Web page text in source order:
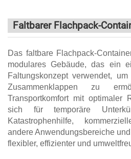
Faltbarer Flachpack-
Das faltbare Flachpack-
modulares Gebäude, das ein
Faltungskonzept verwendet,
Zusammenklappen zu
Transportkomfort mit optimaler
sich für temporäre
Katastrophenhilfe,
andere Anwendungsbereiche
flexibler, effizienter und